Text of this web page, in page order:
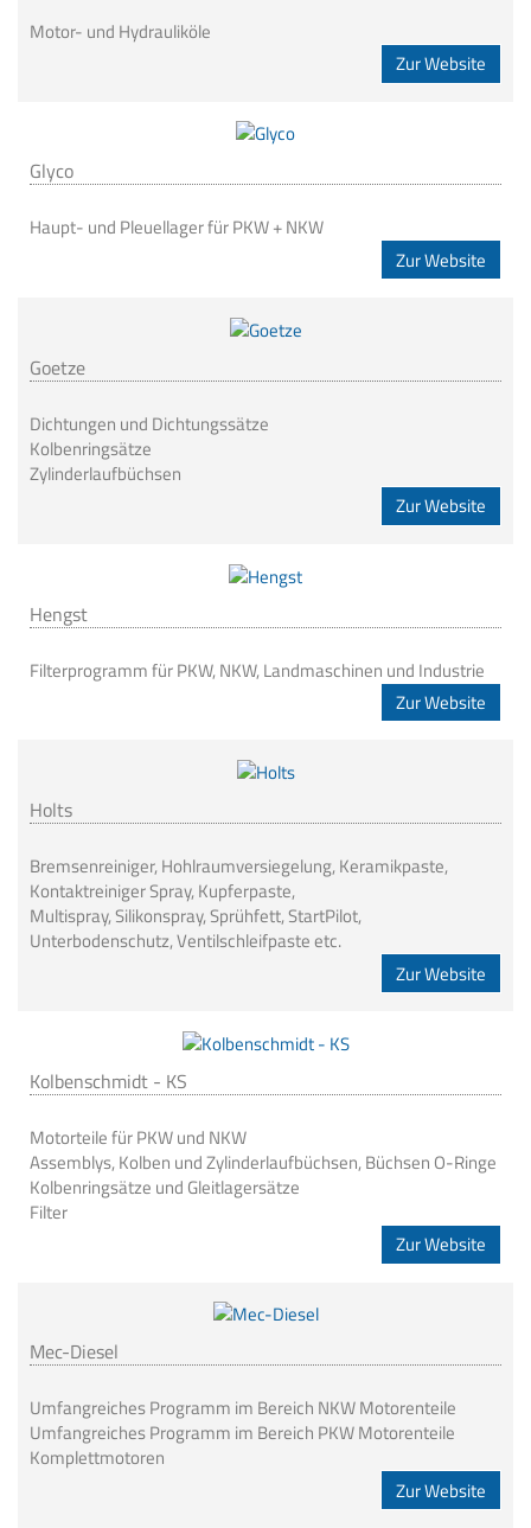
Motor- und Hydrauliköle
Zur Website
Glyco
Haupt- und Pleuellager für PKW + NKW
Zur Website
Goetze
Dichtungen und Dichtungssätze
Kolbenringsätze
Zylinderlaufbüchsen
Zur Website
Hengst
Filterprogramm für PKW, NKW, Landmaschinen und Industrie
Zur Website
Holts
Bremsenreiniger, Hohlraumversiegelung, Keramikpaste,
Kontaktreiniger Spray, Kupferpaste,
Multispray, Silikonspray, Sprühfett, StartPilot,
Unterbodenschutz, Ventilschleifpaste etc.
Zur Website
Kolbenschmidt - KS
Motorteile für PKW und NKW
Assemblys, Kolben und Zylinderlaufbüchsen, Büchsen O-Ringe
Kolbenringsätze und Gleitlagersätze
Filter
Zur Website
Mec-Diesel
Umfangreiches Programm im Bereich NKW Motorenteile
Umfangreiches Programm im Bereich PKW Motorenteile
Komplettmotoren
Zur Website